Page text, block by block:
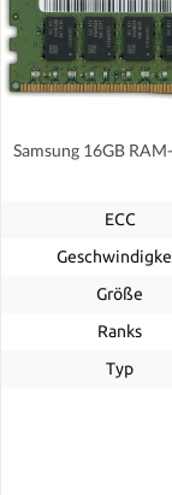
Samsung 16GB
ECC
Größe
Ranks
Typ